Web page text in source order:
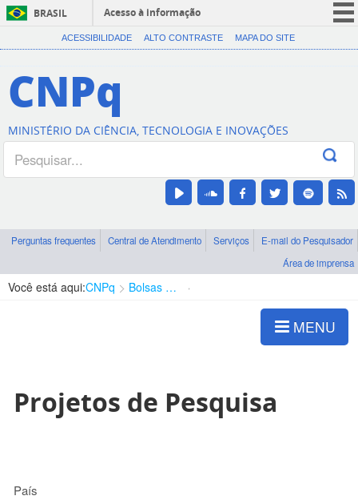
BRASIL
Acesso à informação
CORONAVÍRUS (COVID-19)
Canais
ACESSIBILIDADE ALTO CONTRASTE MAPA DO SITE
CNPq
MINISTÉRIO DA CIÊNCIA, TECNOLOGIA E INOVAÇÕES
Perguntas frequentes Central de Atendimento Serviços
E-mail do Pesquisador
Área de imprensa
Você está aqui:CNPq Bolsas e Auxílios Vigentes
MENU
Projetos de Pesquisa
País